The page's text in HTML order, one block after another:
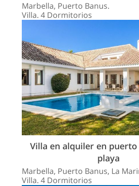
Marbella, Puerto Banus.
Villa. 4 Dormitorios
Villa en alquiler en puerto
playa
Marbella, Puerto Banus, La
Villa. 4 Dormitorios